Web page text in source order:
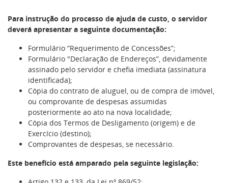
Para instrução do processo de ajuda de custo, o servidor
deverá apresentar a seguinte documentação:
Formulário “Requerimento de Concessões”;
Formulário "Declaração de Endereços”, devidamente
assinado pelo servidor e chefia imediata (assinatura
identificada);
Cópia do contrato de aluguel, ou de compra de imóvel,
ou comprovante de despesas assumidas
posteriormente ao ato na nova localidade;
Cópia dos Termos de Desligamento (origem) e de
Exercício (destino);
Comprovantes de despesas, se necessário.
Este benefício está amparado pela seguinte legislação: